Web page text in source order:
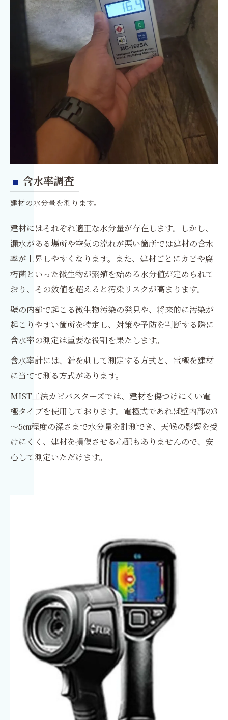
含水率調査
建材の水分量を測ります。
建材にはそれぞれ適正な水分量が存在します。しかし、
漏水がある場所や空気の流れが悪い箇所では建材の含水
率が上昇しやすくなります。また、建材ごとにカビや腐
朽菌といった微生物が繁殖を始める水分値が定められて
おり、その数値を超えると汚染リスクが高まります。
壁の内部で起こる微生物汚染の発見や、将来的に汚染が
起こりやすい箇所を特定し、対策や予防を判断する際に
含水率の測定は重要な役割を果たします。
含水率計には、針を刺して測定する方式と、電極を建材
に当てて測る方式があります。
MIST工法カビバスターズでは、建材を傷つけにくい電
極タイプを使用しております。電極式であれば壁内部の3
～5㎝程度の深さまで水分量を計測でき、天候の影響を受
けにくく、建材を損傷させる心配もありませんので、安
心して測定いただけます。